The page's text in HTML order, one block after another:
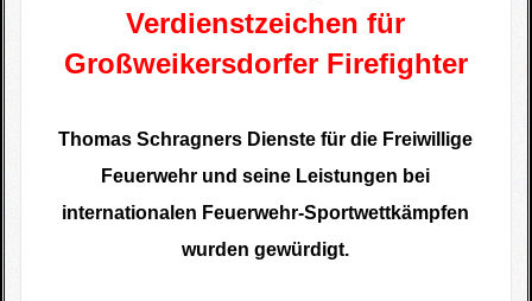
Verdienstzeichen für
Großweikersdorfer Firefighter
Thomas Schragners Dienste für die Freiwillige
Feuerwehr und seine Leistungen bei
internationalen Feuerwehr-Sportwettkämpfen
wurden gewürdigt.